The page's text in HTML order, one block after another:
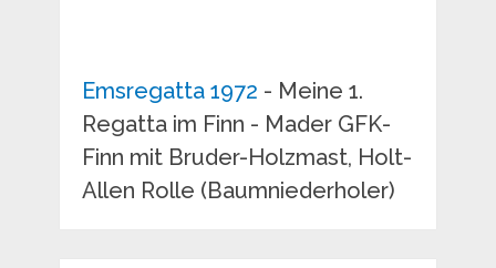
Emsregatta 1972 - Meine 1.
Regatta im Finn - Mader GFK-
Finn mit Bruder-Holzmast, Holt-
Allen Rolle (Baumniederholer)